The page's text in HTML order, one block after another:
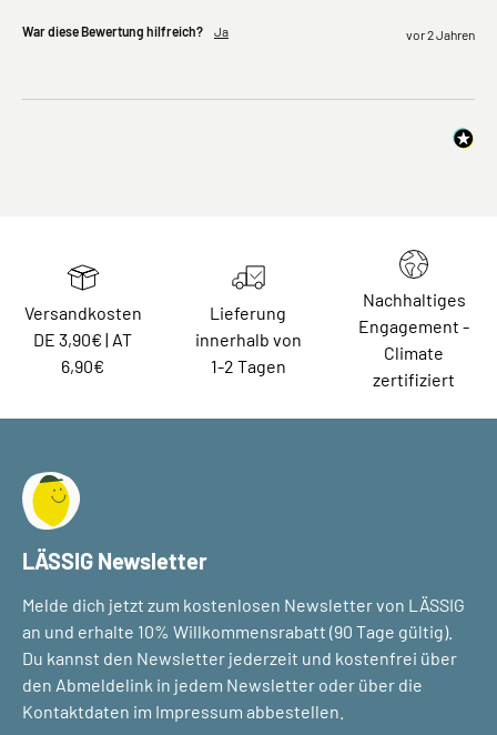
War diese Bewertung hilfreich? Ja vor 2 Jahren
Versandkosten
DE 3,90€ | AT
6,90€
Lieferung
innerhalb von
1-2 Tagen
Nachhaltiges
Engagement -
Climate
zertifiziert
LÄSSIG Newsletter
Melde dich jetzt zum kostenlosen Newsletter von LÄSSIG
an und erhalte 10% Willkommensrabatt (90 Tage gültig).
Du kannst den Newsletter jederzeit und kostenfrei über
den Abmeldelink in jedem Newsletter oder über die
Kontaktdaten im Impressum abbestellen.